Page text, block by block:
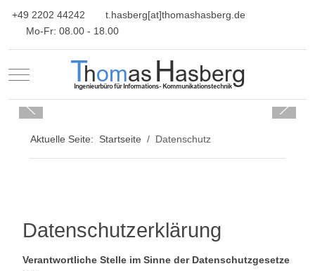
+49 2202 44242
t.hasberg[at]thomashasberg.de
Mo-Fr: 08.00 - 18.00
Mobile Menu Toggle
Aktuelle Seite: Startseite Datenschutz
Datenschutzerklärung
Verantwortliche Stelle im Sinne der Datenschutzgesetze